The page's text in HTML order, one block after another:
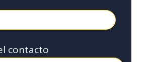
contacto